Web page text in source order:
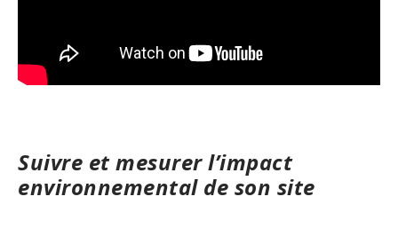
Suivre et mesurer l’impact
environnemental de son site